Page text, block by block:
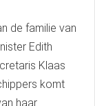
de familie van
Edith
Klaas
komt
haar